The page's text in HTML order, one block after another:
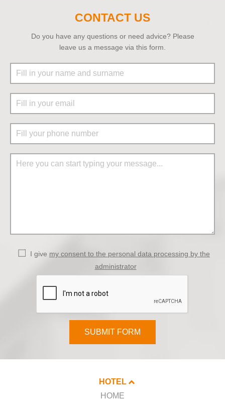
CONTACT US
Do you have any questions or need advice? Please
leave us a message via this form.
I give my consent to the personal data processing by the
administrator
SUBMIT FORM
HOTEL
HOME